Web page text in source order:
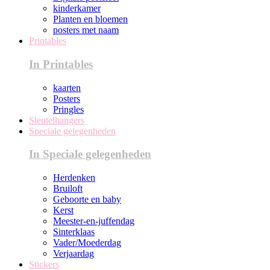
kinderkamer
Planten en bloemen
posters met naam
Printables
In Printables
kaarten
Posters
Pringles
Sleutelhangers
Speciale gelegenheden
In Speciale gelegenheden
Herdenken
Bruiloft
Geboorte en baby
Kerst
Meester-en-juffendag
Sinterklaas
Vader/Moederdag
Verjaardag
Stickers